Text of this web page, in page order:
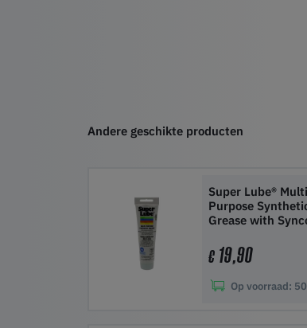
Andere geschikte producten
Super Lube®
Purpose
Grease with
€ 19,90
Op voorraad: